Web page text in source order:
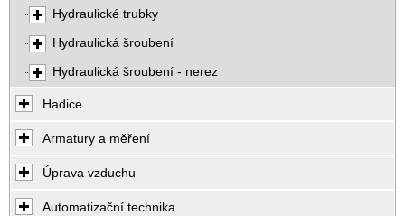
Hydraulické trubky
Hydraulická šroubení
Hydraulická šroubení - nerez
Hadice
Armatury a měření
Úprava vzduchu
Automatizační technika